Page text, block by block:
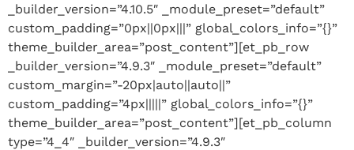
_builder_version=”4.10.5″ _module_preset=”default”
custom_padding=”0px||0px|||” global_colors_info=”{}”
theme_builder_area=”post_content”][et_pb_row
_builder_version=”4.9.3″ _module_preset=”default”
custom_margin=”-20px|auto||auto||”
custom_padding=”4px|||||” global_colors_info=”{}”
theme_builder_area=”post_content”][et_pb_column
type=”4_4″ _builder_version=”4.9.3″